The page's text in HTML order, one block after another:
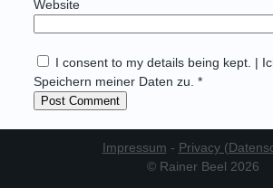
Website
I consent to my details being kept. |
Speichern meiner Daten zu. *
Impressum - Privacy
© Rainer Beel 2026